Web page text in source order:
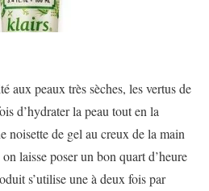
aux peaux très sèches, les vertus de
d’hydrater la peau tout en la
noisette de gel au creux de la main
laisse poser un bon quart d’heure
s’utilise une à deux fois par